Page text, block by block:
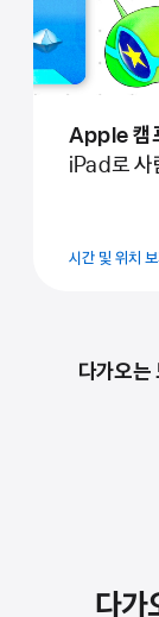
Apple 캠
iPad로 사
시간 및 위치 보
다가오는
다가